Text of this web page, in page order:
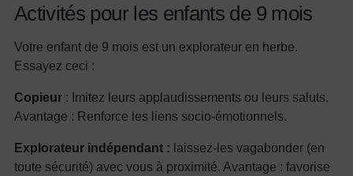
Activités pour les enfants de 9 mois
Votre enfant de 9 mois est un explorateur en herbe.
Essayez ceci :
Copieur : Imitez leurs applaudissements ou leurs saluts.
Avantage : Renforce les liens socio-émotionnels.
Explorateur indépendant : laissez-les vagabonder (en
toute sécurité) avec vous à proximité. Avantage : favorise